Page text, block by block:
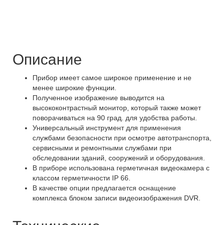
Описание
Прибор имеет самое широкое применение и не
менее широкие функции.
Полученное изображение выводится на
высококонтрастный монитор, который также может
поворачиваться на 90 град. для удобства работы.
Универсальный инструмент для применения
службами безопасности при осмотре автотранспорта,
сервисными и ремонтными службами при
обследовании зданий, сооружений и оборудования.
В приборе использована герметичная видеокамера с
классом герметичности IP 66.
В качестве опции предлагается оснащение
комплекса блоком записи видеоизображения DVR.